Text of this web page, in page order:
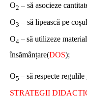
O2 – să asocieze
O3 – să lipească pe
O4 –să utilizeze
însămânțare(DOS);
O5 – să respecte
STRATEGII